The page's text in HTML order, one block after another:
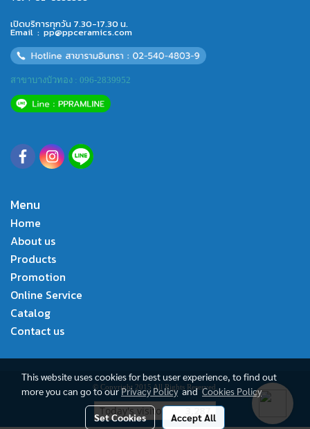
เปิดบริการทุกวัน 7.30-17.30 น.
Email : pp@ppceramics.com
สาขาบางบัวทอง : 096-2839952
Menu
Home
About us
Products
Promotion
Online Service
Catalog
Contact us
© Copyright 2015 All Rights Reserved.
Today's visitor 3,287
This website uses cookies for best user experience, to find out
more you can go to ourPrivacy PolicyandCookies Policy
Set Cookies Accept All